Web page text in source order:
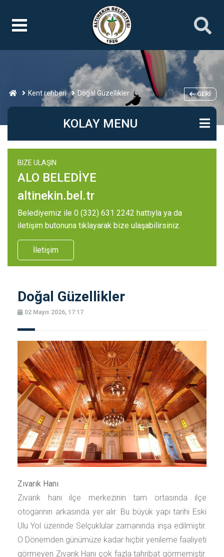
Kent rehberi Doğal Güzellikler GERI
KOLAY MENU
BIZE ULAŞIN
ALO BELEDİYE
altinekin.bel.tr
Belediyemiz ile 0 (332) 631 2242 hattıyla ya da
iletişim butonuna tıklayarak bize ulaşabilirsiniz.
İletişim
Doğal Güzellikler
02 Mayıs 2026, 17:17
Zıvarık Hanı
Zıvarık hanı ilçe merkezinin tam ortasında ilçe
otogarının arkasında yer alır. Bu büyük yapı tarihi Eski
Ulu Yol üzerinde Selçuklular zamanında inşa edilmiştir.
O Dönemden günümüze kadar hiçbir yenileme faaliyeti
görmeyen Zıvarık Hanı çok fazla tahribat görmemiştir.